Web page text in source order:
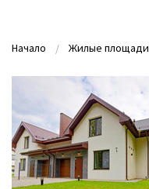
Начало Жилые площади